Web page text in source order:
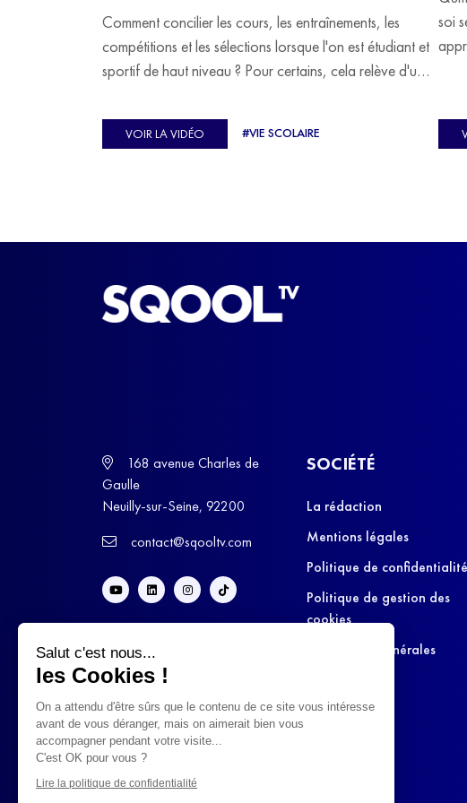
Salut c'est nous...
les Cookies !
On a attendu d'être sûrs que le contenu de ce site vous intéresse
avant de vous déranger, mais on aimerait bien vous
accompagner pendant votre visite...
C'est OK pour vous ?
Lire la politique de confidentialité
Comment concilier les cours, les entraînements, les
compétitions et les sélections lorsque l'on est étudiant et
sportif de haut niveau ? Pour certains, cela relève d'un
Ulysse Soriano, vice-champion d'Europe de Horse-
ball, qui a failli abandonner ses études avant de
VOIR LA VIDÉO #VIE SCOLAIRE
soi
168 avenue Charles de
Gaulle
Neuilly-sur-Seine, 92200
contact@sqooltv.com
SOCIÉTÉ
La rédaction
Mentions légales
Politique de confidentialité
Politique de gestion des
cookies
Conditions Générales